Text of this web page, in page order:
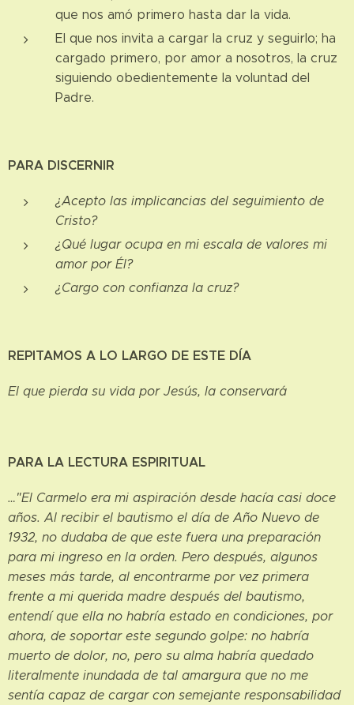
que nos amó primero hasta dar la vida.
El que nos invita a cargar la cruz y seguirlo; ha
cargado primero, por amor a nosotros, la cruz
siguiendo obedientemente la voluntad del
Padre.
PARA DISCERNIR
¿Acepto las implicancias del seguimiento de
Cristo?
¿Qué lugar ocupa en mi escala de valores mi
amor por Él?
¿Cargo con confianza la cruz?
REPITAMOS A LO LARGO DE ESTE DÍA
El que pierda su vida por Jesús, la conservará
PARA LA LECTURA ESPIRITUAL
…"El Carmelo era mi aspiración desde hacía casi doce
años. Al recibir el bautismo el día de Año Nuevo de
1932, no dudaba de que este fuera una preparación
para mi ingreso en la orden. Pero después, algunos
meses más tarde, al encontrarme por vez primera
frente a mi querida madre después del bautismo,
entendí que ella no habría estado en condiciones, por
ahora, de soportar este segundo golpe: no habría
muerto de dolor, no, pero su alma habría quedado
literalmente inundada de tal amargura que no me
sentía capaz de cargar con semejante responsabilidad